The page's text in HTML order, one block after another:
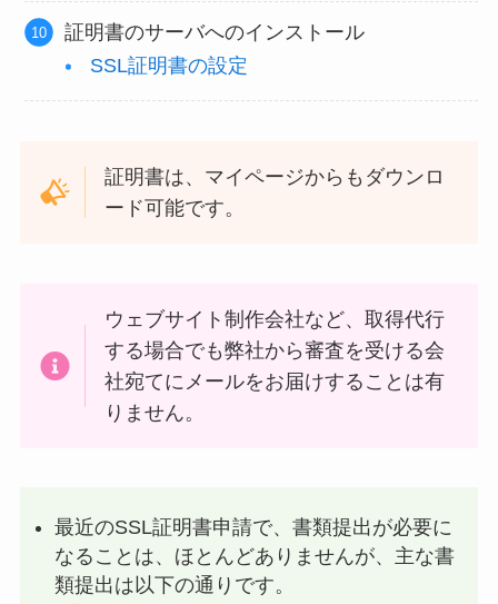
証明書のサーバへのインストール
SSL証明書の設定
証明書は、マイページからもダウンロ
ード可能です。
ウェブサイト制作会社など、取得代行
する場合でも弊社から審査を受ける会
社宛てにメールをお届けすることは有
りません。
最近のSSL証明書申請で、書類提出が必要に
なることは、ほとんどありませんが、主な書
類提出は以下の通りです。